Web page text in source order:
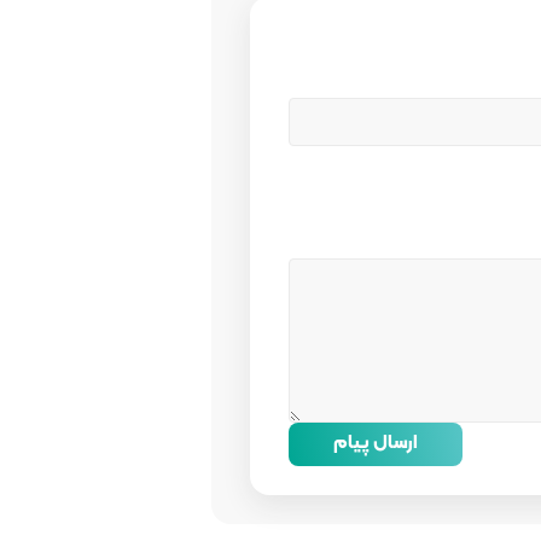
ارسال پیام